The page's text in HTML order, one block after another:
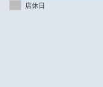
店休日